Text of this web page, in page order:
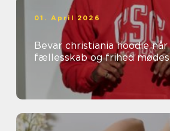
01. April 2026
Bevar christiania hoodie når fodbold,
fællesskab og frihed mødes